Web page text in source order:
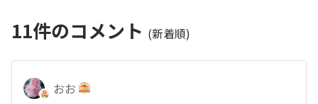
11件のコメント (新着順)
おお